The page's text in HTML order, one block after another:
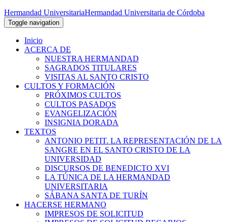
Hermandad UniversitariaHermandad Universitaria de Córdoba
Toggle navigation
Inicio
ACERCA DE
NUESTRA HERMANDAD
SAGRADOS TITULARES
VISITAS AL SANTO CRISTO
CULTOS Y FORMACIÓN
PRÓXIMOS CULTOS
CULTOS PASADOS
EVANGELIZACIÓN
INSIGNIA DORADA
TEXTOS
ANTONIO PETIT. LA REPRESENTACIÓN DE LA
SANGRE EN EL SANTO CRISTO DE LA
UNIVERSIDAD
DISCURSOS DE BENEDICTO XVI
LA TÚNICA DE LA HERMANDAD
UNIVERSITARIA
SÁBANA SANTA DE TURÍN
HACERSE HERMANO
IMPRESOS DE SOLICITUD